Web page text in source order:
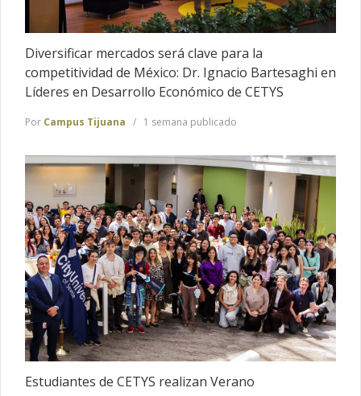
Diversificar mercados será clave para la
competitividad de México: Dr. Ignacio Bartesaghi en
Líderes en Desarrollo Económico de CETYS
Por Campus Tijuana 1 semana publicado
Estudiantes de CETYS realizan Verano